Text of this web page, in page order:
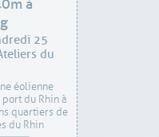
à
25
du
éolienne
du Rhin à
quartiers de
du Rhin